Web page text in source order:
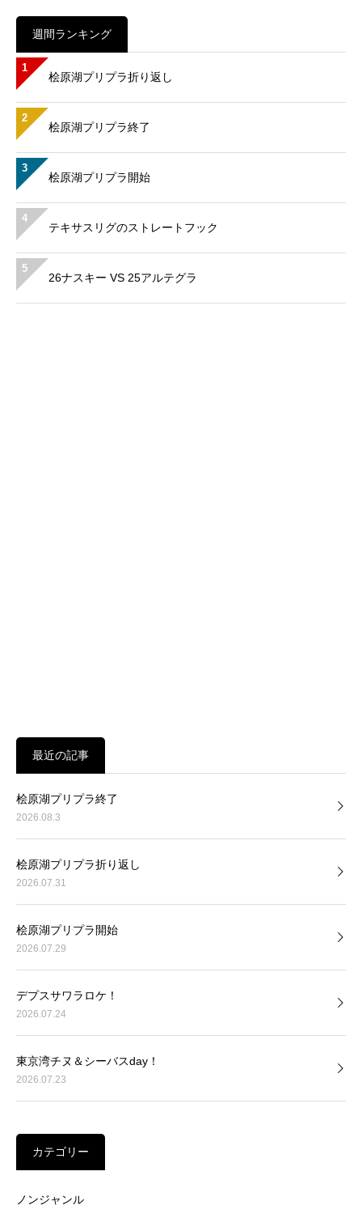
週間ランキング
1
桧原湖プリプラ折り返し
2
桧原湖プリプラ終了
3
桧原湖プリプラ開始
4
テキサスリグのストレートフック
5
26ナスキー VS 25アルテグラ
最近の記事
桧原湖プリプラ終了
2026.08.3
桧原湖プリプラ折り返し
2026.07.31
桧原湖プリプラ開始
2026.07.29
デプスサワラロケ！
2026.07.24
東京湾チヌ＆シーバスday！
2026.07.23
カテゴリー
ノンジャンル